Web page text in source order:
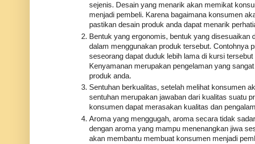
sejenis. Desain yang menarik akan memikat
menjadi pembeli. Karena bagaimana konsumen
pastikan desain produk anda dapat menarik
Bentuk yang ergonomis, bentuk yang
dalam menggunakan produk tersebut. Contohnya
seseorang dapat duduk lebih lama di kursi
Kenyamanan merupakan pengelaman yang
produk anda.
Sentuhan berkualitas, setelah melihat konsumen
sentuhan merupakan jawaban dari kualitas suatu
konsumen dapat merasakan kualitas dan
Aroma yang menggugah, aroma secara tidak
dengan aroma yang mampu menenangkan jiwa
akan membantu membuat konsumen menjadi